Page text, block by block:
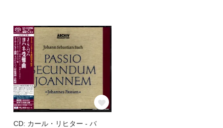
CD: カール・リヒター - バ